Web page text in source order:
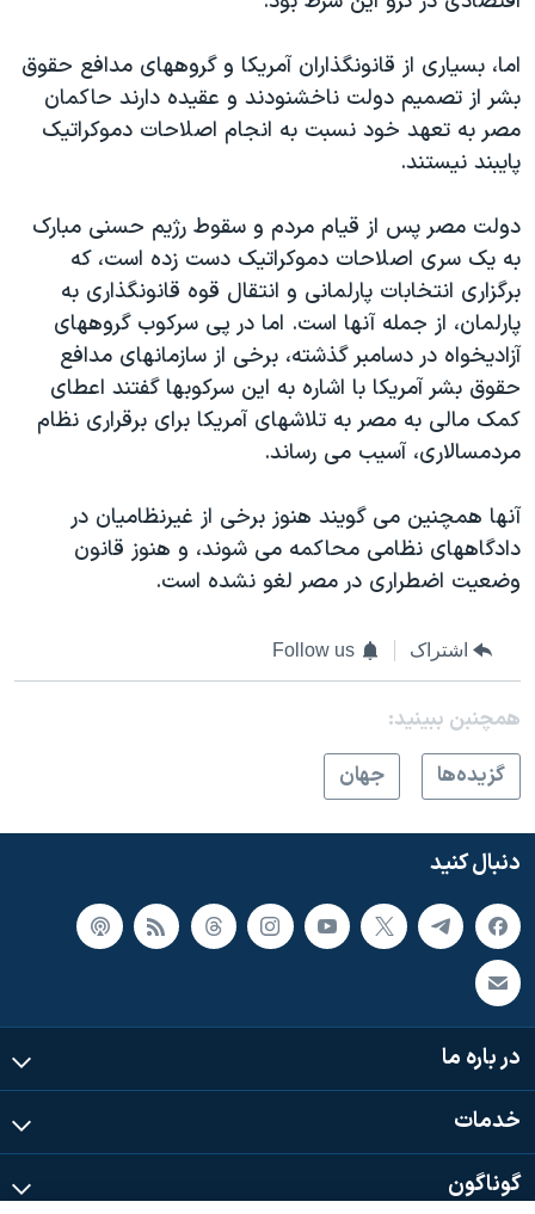
اما، بسياری از قانونگذاران آمريکا و گروههای مدافع حقوق
بشر از تصميم دولت ناخشنودند و عقيده دارند حاکمان
مصر به تعهد خود نسبت به انجام اصلاحات دموکراتيک
پايبند نيستند.
دولت مصر پس از قيام مردم و سقوط رژيم حسنی مبارک
به يک سری اصلاحات دموکراتيک دست زده است، که
برگزاری انتخابات پارلمانی و انتقال قوه قانونگذاری به
پارلمان، از جمله آنها است. اما در پی سرکوب گروههای
آزاديخواه در دسامبر گذشته، برخی از سازمانهای مدافع
حقوق بشر آمريکا با اشاره به اين سرکوبها گفتند اعطای
کمک مالی به مصر به تلاشهای آمريکا برای برقراری نظام
مردمسالاری، آسيب می رساند.
آنها همچنين می گويند هنوز برخی از غيرنظاميان در
دادگاههای نظامی محاکمه می شوند، و هنوز قانون
وضعيت اضطراری در مصر لغو نشده است.
اشتراک Follow us
همچنبن ببینید:
گزيده‌ها
جهان
دنبال کنید
در باره ما
خدمات
گوناگون